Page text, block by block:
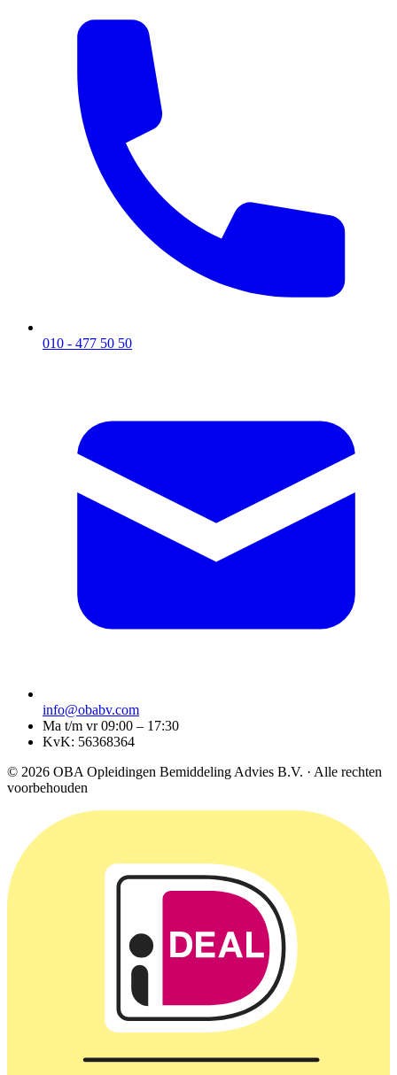
010 - 477 50 50
info@obabv.com
Ma t/m vr 09:00 – 17:30
KvK: 56368364
© 2026 OBA Opleidingen Bemiddeling Advies B.V. · Alle rechten
voorbehouden